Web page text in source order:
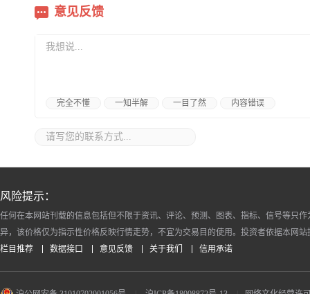
意见反馈
完全不懂 一知半解 一目了然 内容错误
风险提示：
任何在本网站刊载的信息包括但不限于资讯、评论、预测、图表、指标、信号等只
异，该价格仅为指示性价格反映行情走势，不宜为交易目的使用。投资者依据本网
栏目推荐
数据接口 意见反馈 关于我们 信用承诺